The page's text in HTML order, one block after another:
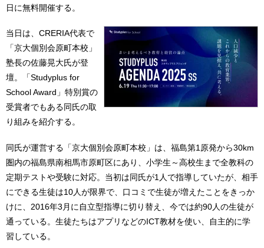
日に無料開催する。
当日は、CRERIA代表で
「京大個別会原町本校」
塾長の佐藤晃大氏が登
壇。「Studyplus for
School Award」特別賞の
受賞者でもある同氏の取
り組みを紹介する。
同氏が運営する「京大個別会原町本校」は、福島第1原発から30km
圏内の福島県南相馬市原町区にあり、小学生～高校生まで全教科の
定期テストや受験に対応。当初は同氏が1人で指導していたが、相手
にできる生徒は10人が限界で、口コミで生徒が増えたことをきっか
けに、2016年3月に自立型指導に切り替え、今では約90人の生徒が
通っている。生徒たちはアプリなどのICT教材を使い、自主的に学
習している。